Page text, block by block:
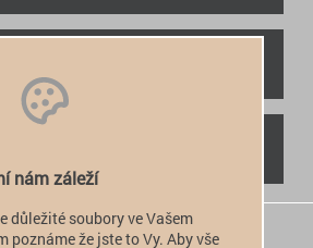
 +420 774 949 776
nám záleží
důležité soubory ve Vašem
poznáme že jste to Vy. Aby vše